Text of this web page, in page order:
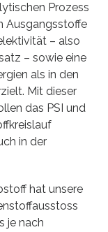
Prozess
Ausgangsstoffe
– also
– sowie eine
als in den
Mit dieser
das PSI und
in der
hat unsere
je nach